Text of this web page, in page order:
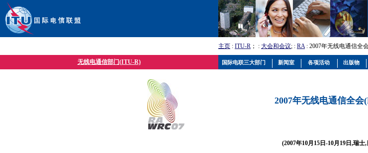
主页 : ITU-R ； : 大会和会议; : RA: 2007年无线电通信全
无线电通信部门(ITU-R)
2007年无线电通信全会
(2007年10月15日-10月19日,瑞士
国际电联三大部门 新闻室 各项活动 出版物